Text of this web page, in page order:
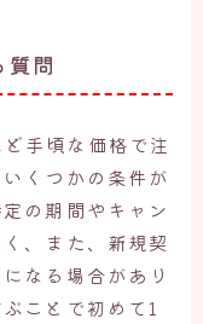
問
手頃な価格で注
くつかの条件が
の期間やキャン
、また、新規契
なる場合があり
ことで初めて1